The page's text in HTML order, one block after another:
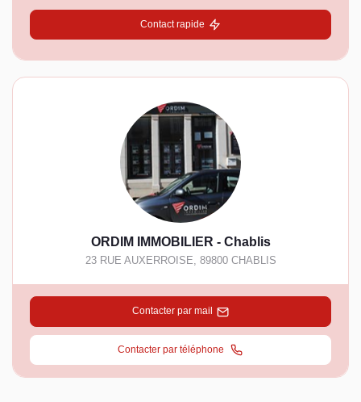
Contact rapide
ORDIM IMMOBILIER - Chablis
23 RUE AUXERROISE, 89800 CHABLIS
Contacter par mail
Contacter par téléphone